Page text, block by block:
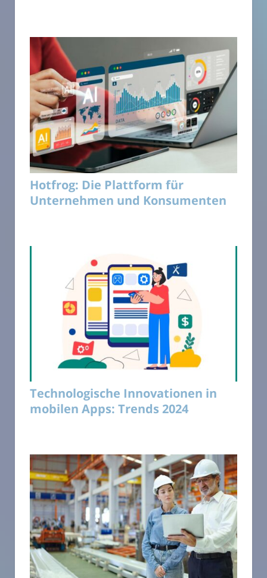
Hotfrog: Die Plattform für
Unternehmen und Konsumenten
Technologische Innovationen in
mobilen Apps: Trends 2024